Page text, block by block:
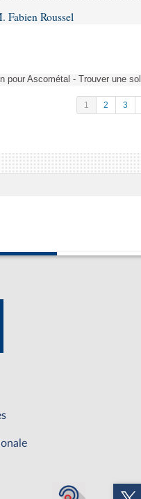
Fabien Roussel
pour Ascométal - Trouver une
1 2 3